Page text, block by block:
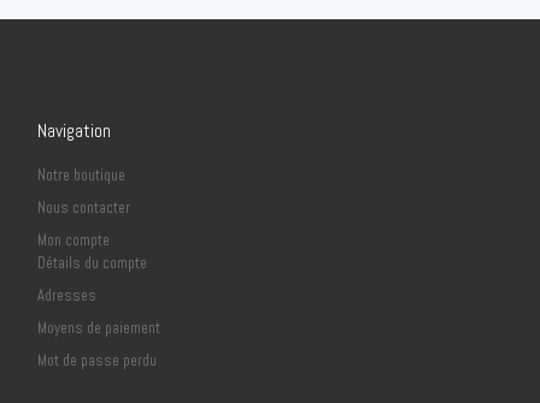
Navigation
Notre boutique
Nous contacter
Mon compte
Détails du compte
Adresses
Moyens de paiement
Mot de passe perdu